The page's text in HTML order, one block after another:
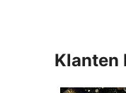
Klanten